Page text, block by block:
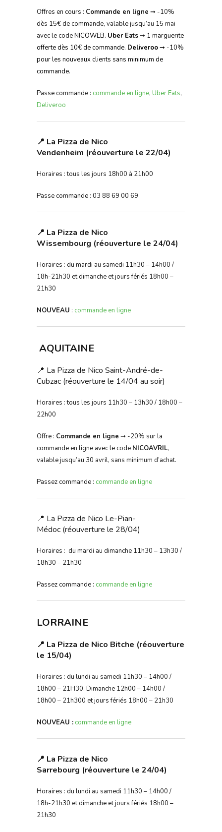
Offres en cours : Commande en ligne ➞ -10%
dès 15€ de commande, valable jusqu’au 15 mai
avec le codeNICOWEB. Uber Eats➞ 1 marguerite
offerte dès 10€ de commande. Deliveroo➞ -10%
pour les nouveaux clients sans minimum de
commande.
Passe commande : commande en ligne, Uber Eats,
Deliveroo
📍 La Pizza de Nico
Vendenheim (réouverture le 22/04)
Horaires : tous les jours 18h00 à 21h00
Passe commande : 03 88 69 00 69
📍 La Pizza de Nico
Wissembourg (réouverture le 24/04)
Horaires : du mardi au samedi 11h30 – 14h00 /
18h-21h30 et dimanche et jours fériés 18h00 –
21h30
NOUVEAU : commande en ligne
AQUITAINE
📍 La Pizza de Nico Saint-André-de-
Cubzac (réouverture le 14/04 au soir)
Horaires : tous les jours 11h30 – 13h30 / 18h00 –
22h00
Offre : Commande en ligne ➞ -20% sur la
commande en ligne avec le code NICOAVRIL,
valable jusqu’au 30 avril, sans minimum d’achat.
Passez commande : commande en ligne
📍 La Pizza de Nico Le-Pian-
Médoc (réouverture le 28/04)
Horaires : du mardi au dimanche 11h30 – 13h30 /
18h30 – 21h30
Passez commande : commande en ligne
LORRAINE
📍 La Pizza de Nico Bitche (réouverture
le 15/04)
Horaires : du lundi au samedi 11h30 – 14h00 /
18h00 – 21H30. Dimanche 12h00 – 14h00 /
18h00 – 21h300 et jours fériés 18h00 – 21h30
NOUVEAU : commande en ligne
📍 La Pizza de Nico
Sarrebourg (réouverture le 24/04)
Horaires : du lundi au samedi 11h30 – 14h00 /
18h-21h30 et dimanche et jours fériés 18h00 –
21h30